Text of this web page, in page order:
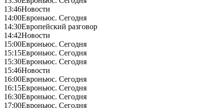
13:46Новости
14:00Евроньюс. Сегодня
14:30Европейский разговор
14:42Новости
15:00Евроньюс. Сегодня
15:15Евроньюс. Сегодня
15:30Евроньюс. Сегодня
15:46Новости
16:00Евроньюс. Сегодня
16:15Евроньюс. Сегодня
16:30Евроньюс. Сегодня
17:00Евроньюс. Сегодня